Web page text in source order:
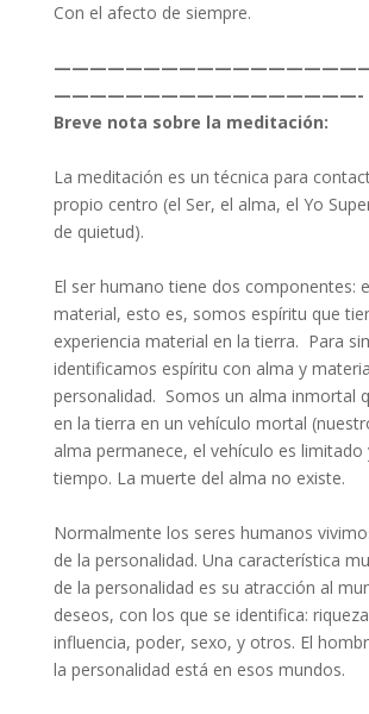
Con el afecto de siempre.
—————————————————-
Breve nota sobre la meditación:
La meditación es un técnica para
propio centro (el Ser, el alma, el Yo
de quietud).
El ser humano tiene dos componentes:
material, esto es, somos espíritu que
experiencia material en la tierra. Para
identificamos espíritu con alma y
personalidad. Somos un alma inmortal
en la tierra en un vehículo mortal
alma permanece, el vehículo es limitado
tiempo. La muerte del alma no existe.
Normalmente los seres humanos
de la personalidad. Una característica
de la personalidad es su atracción al
deseos, con los que se identifica:
influencia, poder, sexo, y otros. El
la personalidad está en esos mundos.